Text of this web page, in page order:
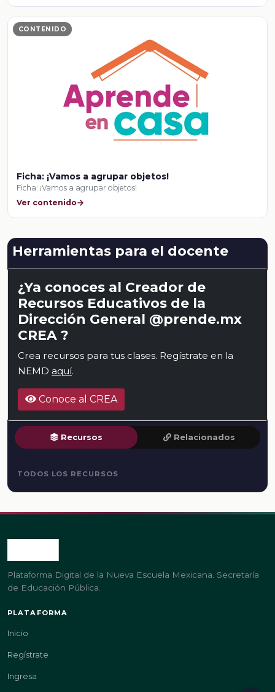
CONTENIDO
Ficha: ¡Vamos a agrupar objetos!
Ficha: ¡Vamos a agrupar objetos!
Ver contenido
Herramientas para el docente
¿Ya conoces al Creador de
Recursos Educativos de la
Dirección General @prende.mx
CREA ?
Crea recursos para tus clases. Regístrate en la
NEMD aquí.
Conoce al CREA
Recursos Relacionados
TODOS LOS RECURSOS
Plataforma Digital de la Nueva Escuela Mexicana. Secretaría
de Educación Pública.
PLATAFORMA
Inicio
Regístrate
Ingresa